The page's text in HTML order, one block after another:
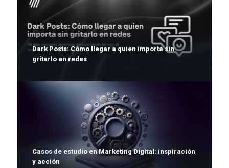
Dark Posts: Cómo llegar a quien importa sin
gritarlo en redes
Casos de estudio en Marketing Digital: inspiración
y acción